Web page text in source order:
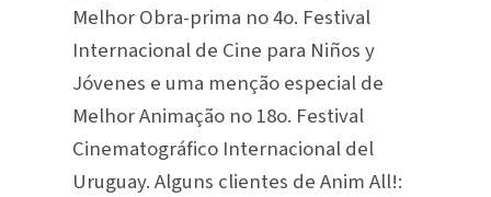
Melhor Obra-prima no 4o. Festival
Internacional de Cine para Niños y
Jóvenes e uma menção especial de
Melhor Animação no 18o. Festival
Cinematográfico Internacional del
Uruguay. Alguns clientes de Anim All!: